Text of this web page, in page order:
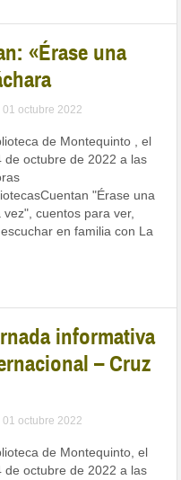
«Érase una
01 octubre 2022
de Montequinto , el
de octubre de 2022 a las
"Érase una
vez", cuentos para ver,
en familia con La
informativa
– Cruz
01 octubre 2022
de Montequinto, el
de octubre de 2022 a las